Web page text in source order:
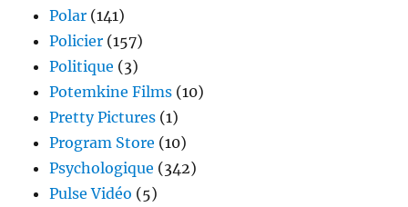
Polar (141)
Policier (157)
Politique (3)
Potemkine Films (10)
Pretty Pictures (1)
Program Store (10)
Psychologique (342)
Pulse Vidéo (5)